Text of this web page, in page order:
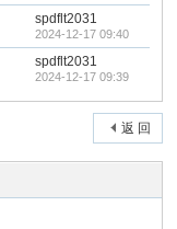
spdflt2031
2024-12-17 09:40
spdflt2031
2024-12-17 09:39
返 回